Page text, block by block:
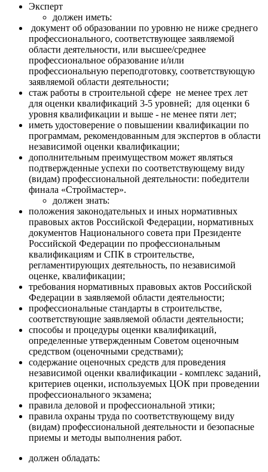
Эксперт
должен иметь:
документ об образовании по уровню не ниже среднего
профессионального, соответствующее заявляемой
области деятельности, или высшее/среднее
профессиональное образование и/или
профессиональную переподготовку, соответствующую
заявляемой области деятельности;
стаж работы в строительной сфере не менее трех лет
для оценки квалификаций 3-5 уровней; для оценки 6
уровня квалификации и выше - не менее пяти лет;
иметь удостоверение о повышении квалификации по
программам, рекомендованным для экспертов в области
независимой оценки квалификации;
дополнительным преимуществом может являться
подтвержденные успехи по соответствующему виду
(видам) профессиональной деятельности: победители
финала «Строймастер».
должен знать:
положения законодательных и иных нормативных
правовых актов Российской Федерации, нормативных
документов Национального совета при Президенте
Российской Федерации по профессиональным
квалификациям и СПК в строительстве,
регламентирующих деятельность, по независимой
оценке, квалификации;
требования нормативных правовых актов Российской
Федерации в заявляемой области деятельности;
профессиональные стандарты в строительстве,
соответствующие заявляемой области деятельности;
способы и процедуры оценки квалификаций,
определенные утвержденным Советом оценочным
средством (оценочными средствами);
содержание оценочных средств для проведения
независимой оценки квалификации - комплекс заданий,
критериев оценки, используемых ЦОК при проведении
профессионального экзамена;
правила деловой и профессиональной этики;
правила охраны труда по соответствующему виду
(видам) профессиональной деятельности и безопасные
приемы и методы выполнения работ.
должен обладать: